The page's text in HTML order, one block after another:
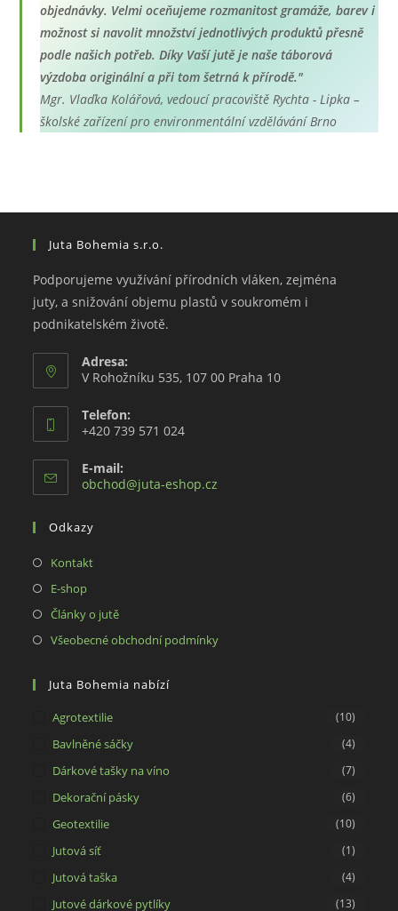
objednávky. Velmi oceňujeme rozmanitost gramáže, barev i
možnost si navolit množství jednotlivých produktů přesně
podle našich potřeb. Díky Vaší jutě je naše táborová
výzdoba originální a při tom šetrná k přírodě."
Mgr. Vlaďka Kolářová, vedoucí pracoviště Rychta - Lipka –
školské zařízení pro environmentální vzdělávání Brno
Juta Bohemia s.r.o.
Podporujeme využívání přírodních vláken, zejména
juty, a snižování objemu plastů v soukromém i
podnikatelském životě.
Adresa:
V Rohožníku 535, 107 00 Praha 10
Telefon:
+420 739 571 024
E-mail:
obchod@juta-eshop.cz
Odkazy
KontaktOpens
a
tab
E-shopOpens
in
tab
Články o jutěOpens
in
new
Všeobecné obchodní podmínkyOpens
Juta Bohemia nabízí
Agrotextilie (10)
Bavlněné sáčky (4)
Dárkové tašky na víno (7)
Dekorační pásky (6)
Geotextilie (10)
Jutová síť (1)
Jutová taška (4)
Jutové dárkové pytlíky (13)